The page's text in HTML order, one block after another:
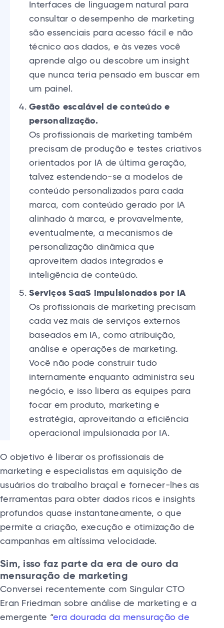
Interfaces de linguagem natural para
consultar o desempenho de marketing
são essenciais para acesso fácil e não
técnico aos dados, e às vezes você
aprende algo ou descobre um insight
que nunca teria pensado em buscar em
um painel.
Gestão escalável de conteúdo e
personalização.
Os profissionais de marketing também
precisam de produção e testes criativos
orientados por IA de última geração,
talvez estendendo-se a modelos de
conteúdo personalizados para cada
marca, com conteúdo gerado por IA
alinhado à marca, e provavelmente,
eventualmente, a mecanismos de
personalização dinâmica que
aproveitem dados integrados e
inteligência de conteúdo.
Serviços SaaS impulsionados por IA
Os profissionais de marketing precisam
cada vez mais de serviços externos
baseados em IA, como atribuição,
análise e operações de marketing.
Você não pode construir tudo
internamente enquanto administra seu
negócio, e isso libera as equipes para
focar em produto, marketing e
estratégia, aproveitando a eficiência
operacional impulsionada por IA.
O objetivo é liberar os profissionais de
marketing e especialistas em aquisição de
usuários do trabalho braçal e fornecer-lhes as
ferramentas para obter dados ricos e insights
profundos quase instantaneamente, o que
permite a criação, execução e otimização de
campanhas em altíssima velocidade.
Sim, isso faz parte da era de ouro da
mensuração de marketing
Conversei recentemente com Singular CTO
Eran Friedman sobre análise de marketing e a
emergente “era dourada da mensuração de